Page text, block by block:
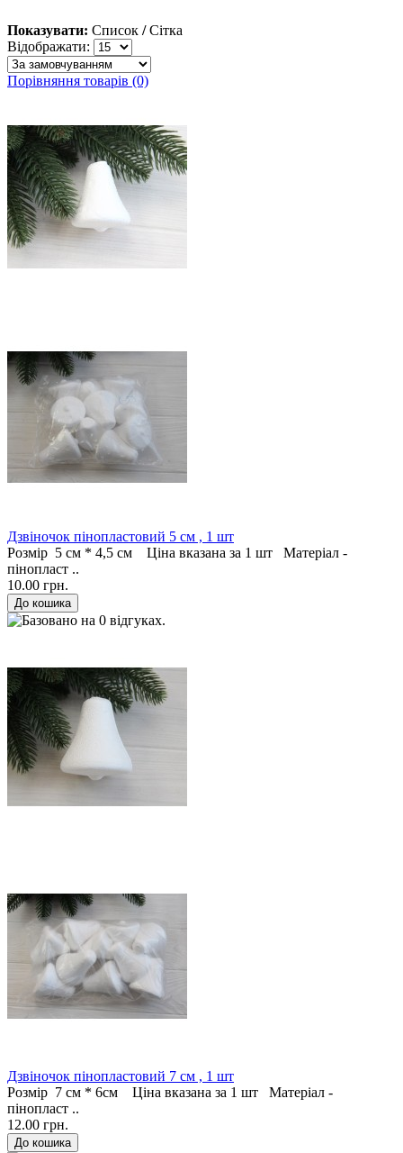
Показувати: Список / Сітка
Відображати:
Порівняння товарів (0)
Дзвіночок пінопластовий 5 см , 1 шт
Розмір 5 см * 4,5 см Ціна вказана за 1 шт Матеріал -
пінопласт ..
10.00 грн.
Дзвіночок пінопластовий 7 см , 1 шт
Розмір 7 см * 6см Ціна вказана за 1 шт Матеріал -
пінопласт ..
12.00 грн.